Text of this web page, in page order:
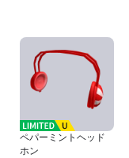
ペパーミントヘッド
ホン